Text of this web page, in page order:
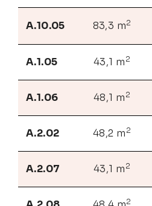
A.10.05 83,3 m2
A.1.05 43,1 m 2
A.1.06 48,1 m 2
A.2.02 48,2 m 2
A.2.07 43,1 m 2
2